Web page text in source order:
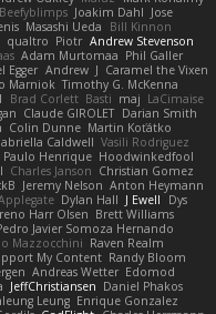
Beefyblimps Joakim Dahl Jose
Masashi Ueda
Bill Kinnon
qualtro Piotr Andrew Stevenson
Adam Murtomaa Phil Galler
Egger Andrew J Caramel the Vixen
Marniok Timothy G. McKenna
Brad Corlett Basti maj LaCimaise
Claude GIROLET Darian Smith
Colin Dunne Martin Koťátko
Caldwell Vasili Rodriguez
Paulo Henrique Hoodwinkedfool
Charles Janson Christian Gomez
Jeremy Nelson Anton Heymann
Dylan Hall J Ewell
Dys
Harr Olsen Brett Williams
Javier Somoza Hernando
Mazzocchini Raven Realm
My Content Randy Bloom
Andreas Wetter Edomod
JeffChristiansen Daniel Phakos
Leung Enrique Gonzalez